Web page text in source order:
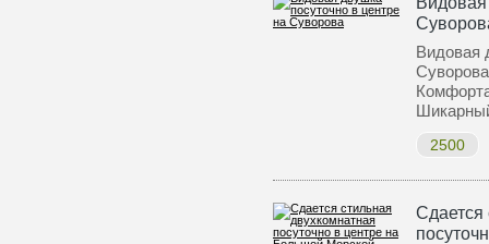
Видовая
2500
Сдается